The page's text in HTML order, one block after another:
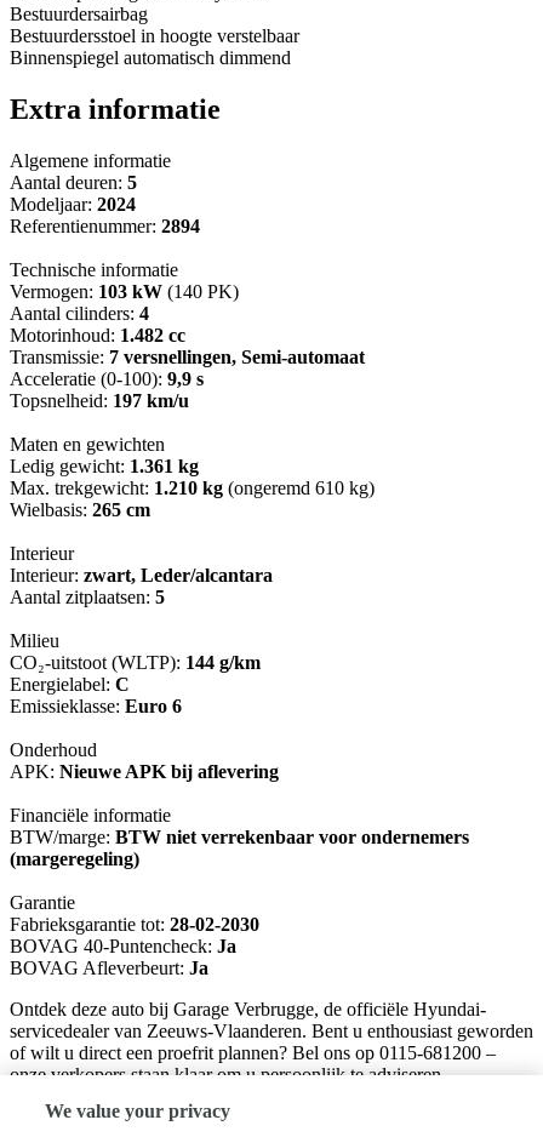
Bestuurdersairbag
Bestuurdersstoel in hoogte verstelbaar
Binnenspiegel automatisch dimmend
Extra informatie
Algemene informatie
Aantal deuren: 5
Modeljaar: 2024
Referentienummer: 2894
Technische informatie
Vermogen: 103 kW (140 PK)
Aantal cilinders: 4
Motorinhoud: 1.482 cc
Transmissie: 7 versnellingen, Semi-automaat
Acceleratie (0-100): 9,9 s
Topsnelheid: 197 km/u
Maten en gewichten
Ledig gewicht: 1.361 kg
Max. trekgewicht: 1.210 kg (ongeremd 610 kg)
Wielbasis: 265 cm
Interieur
Interieur: zwart, Leder/alcantara
Aantal zitplaatsen: 5
Milieu
CO₂-uitstoot (WLTP): 144 g/km
Energielabel: C
Emissieklasse: Euro 6
Onderhoud
APK: Nieuwe APK bij aflevering
Financiële informatie
BTW/marge: BTW niet verrekenbaar voor ondernemers
(margeregeling)
Garantie
Fabrieksgarantie tot: 28-02-2030
BOVAG 40-Puntencheck: Ja
BOVAG Afleverbeurt: Ja
Ontdek deze auto bij Garage Verbrugge, de officiële Hyundai-
servicedealer van Zeeuws-Vlaanderen. Bent u enthousiast geworden
of wilt u direct een proefrit plannen? Bel ons op 0115-681200 –
onze verkopers staan klaar om u persoonlijk te adviseren.
Verkoopadviseur: Sander van Maren 06-12964856
We value your privacy